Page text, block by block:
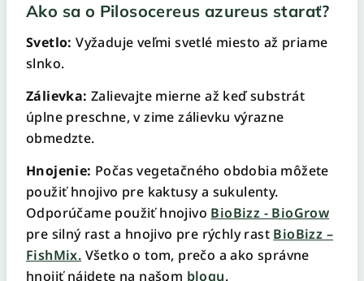
Ako sa o Pilosocereus azureus starať?
Svetlo: Vyžaduje veľmi svetlé miesto až priame
slnko.
Zálievka: Zalievajte mierne až keď substrát
úplne preschne, v zime zálievku výrazne
obmedzte.
Hnojenie: Počas vegetačného obdobia môžete
použiť hnojivo pre kaktusy a sukulenty.
Odporúčame použiť hnojivo BioBizz - BioGrow
pre silný rast a hnojivo pre rýchly rast BioBizz –
FishMix. Všetko o tom, prečo a ako správne
hnojiť nájdete na našom blogu.